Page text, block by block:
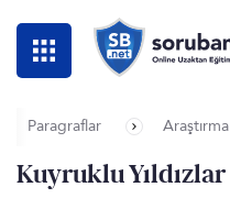
Paragraflar Araştırma
Kuyruklu Yıldızlar